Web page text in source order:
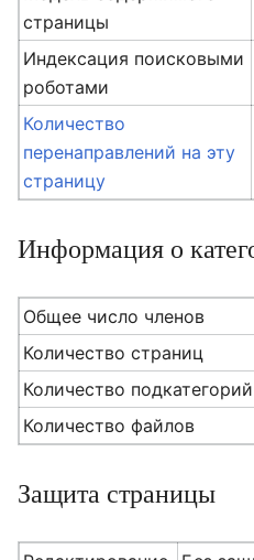
страницы
Индексация поисковыми
роботами
Количество
перенаправлений на эту
страницу
Информация о
Общее число членов
Количество страниц
Количество подкатегорий
Количество файлов
Защита страницы